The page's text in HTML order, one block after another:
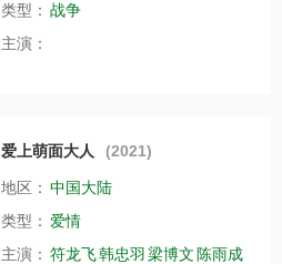
类型： 战争
主演：
爱上萌面大人 (2021)
地区： 中国大陆
类型： 爱情
主演： 符龙飞韩忠羽梁博文陈雨成